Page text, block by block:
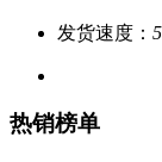
发货速度：
热销榜单